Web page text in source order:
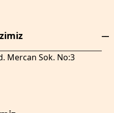
Mercan Sok. No:3